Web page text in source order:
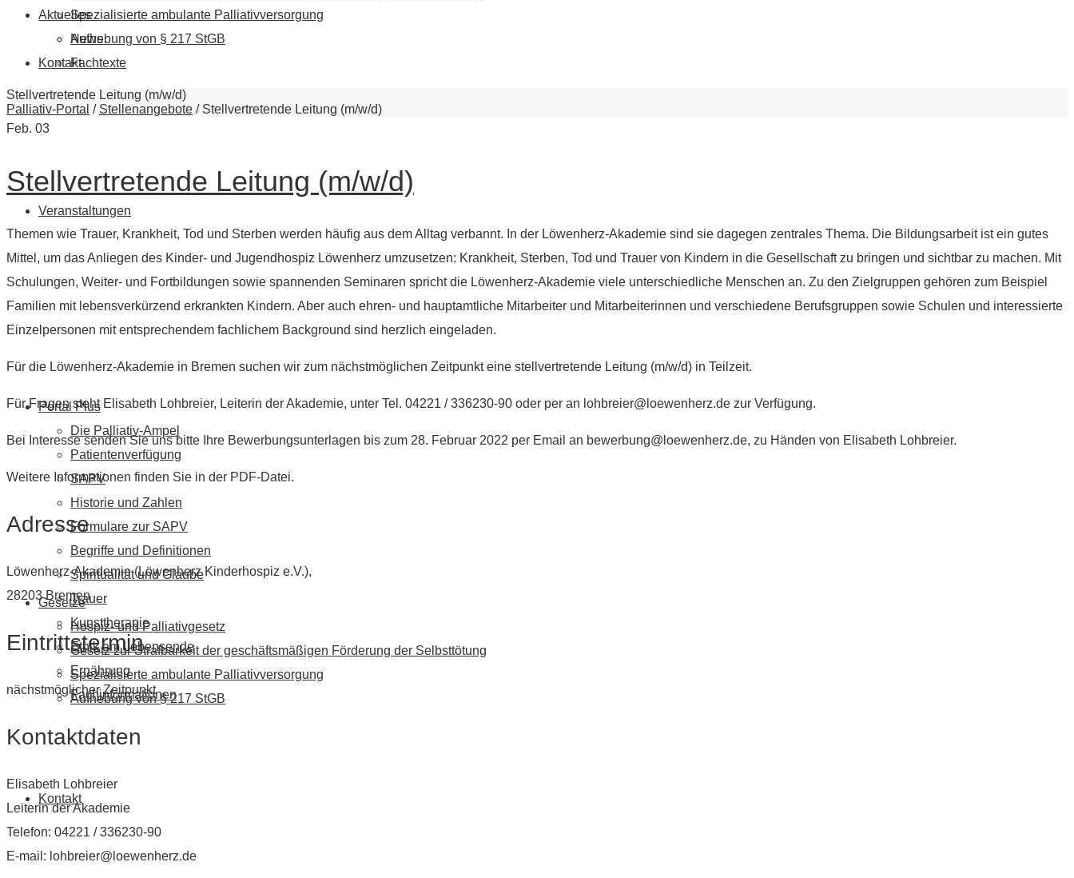
Aktuelles
News
Fachtexte
Veranstaltungen
Portal Plus
Die Palliativ-Ampel
Patientenverfügung
SAPV
Historie und Zahlen
Formulare zur SAPV
Begriffe und Definitionen
Spiritualität und Glaube
Trauer
Kunsttherapie
Ethik am Lebensende
Ernährung
Fachinformationen
Gesetze
Hospiz- und Palliativgesetz
Gesetz zur Strafbarkeit der geschäftsmäßigen Förderung der Selbsttötung
Spezialisierte ambulante Palliativversorgung
Aufhebung von § 217 StGB
Kontakt
Spezialisierte ambulante Palliativversorgung
Aufhebung von § 217 StGB
Kontakt
Stellvertretende Leitung (m/w/d)
Palliativ-Portal / Stellenangebote / Stellvertretende Leitung (m/w/d)
Feb. 03
Stellvertretende Leitung (m/w/d)
Themen wie Trauer, Krankheit, Tod und Sterben werden häufig aus dem Alltag verbannt. In der Löwenherz-Akademie sind sie dagegen zentrales Thema. Die Bildungsarbeit ist ein gutes
Mittel, um das Anliegen des Kinder- und Jugendhospiz Löwenherz umzusetzen: Krankheit, Sterben, Tod und Trauer von Kindern in die Gesellschaft zu bringen und sichtbar zu machen. Mit
Schulungen, Weiter- und Fortbildungen sowie spannenden Seminaren spricht die Löwenherz-Akademie viele unterschiedliche Menschen an. Zu den Zielgruppen gehören zum Beispiel
Familien mit lebensverkürzend erkrankten Kindern. Aber auch ehren- und hauptamtliche Mitarbeiter und Mitarbeiterinnen und verschiedene Berufsgruppen sowie Schulen und interessierte
Einzelpersonen mit entsprechendem fachlichem Background sind herzlich eingeladen.
Für die Löwenherz-Akademie in Bremen suchen wir zum nächstmöglichen Zeitpunkt eine stellvertretende Leitung (m/w/d) in Teilzeit.
Für Fragen steht Elisabeth Lohbreier, Leiterin der Akademie, unter Tel. 04221 / 336230-90 oder per an lohbreier@loewenherz.de zur Verfügung.
Bei Interesse senden Sie uns bitte Ihre Bewerbungsunterlagen bis zum 28. Februar 2022 per Email an bewerbung@loewenherz.de, zu Händen von Elisabeth Lohbreier.
Weitere Informationen finden Sie in der PDF-Datei.
Adresse
Löwenherz-Akademie (Löwenherz Kinderhospiz e.V.),
28203 Bremen
Eintrittstermin
nächstmöglicher Zeitpunkt
Kontaktdaten
Elisabeth Lohbreier
Leiterin der Akademie
Telefon: 04221 / 336230-90
E-mail: lohbreier@loewenherz.de